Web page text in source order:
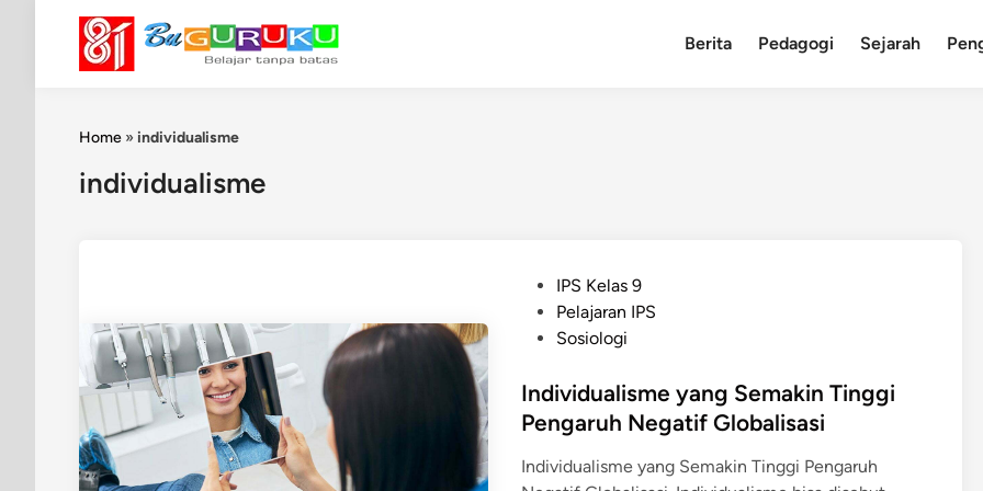
content
Berita Pedagogi Sejarah
Home » individualisme
individualisme
e
d
n
IPS Kelas 9
Pelajaran IPS
Sosiologi
Individualisme yang Semakin Tinggi
Pengaruh Negatif Globalisasi
Individualisme yang Semakin Tinggi Pengaruh